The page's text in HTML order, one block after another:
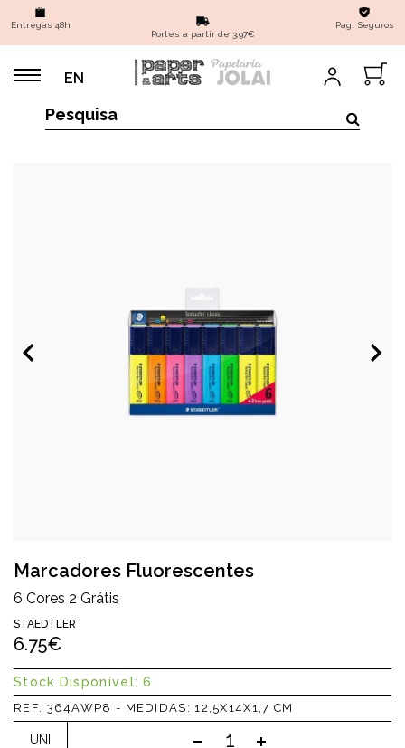
Entregas 48h
Portes a partir de 3,97€
Pag. Seguros
EN
Marcadores Fluorescentes
6 Cores 2 Grátis
STAEDTLER
6.75€
Stock Disponível: 6
REF. 364AWP8 - MEDIDAS: 12,5X14X1,7 CM
UNI